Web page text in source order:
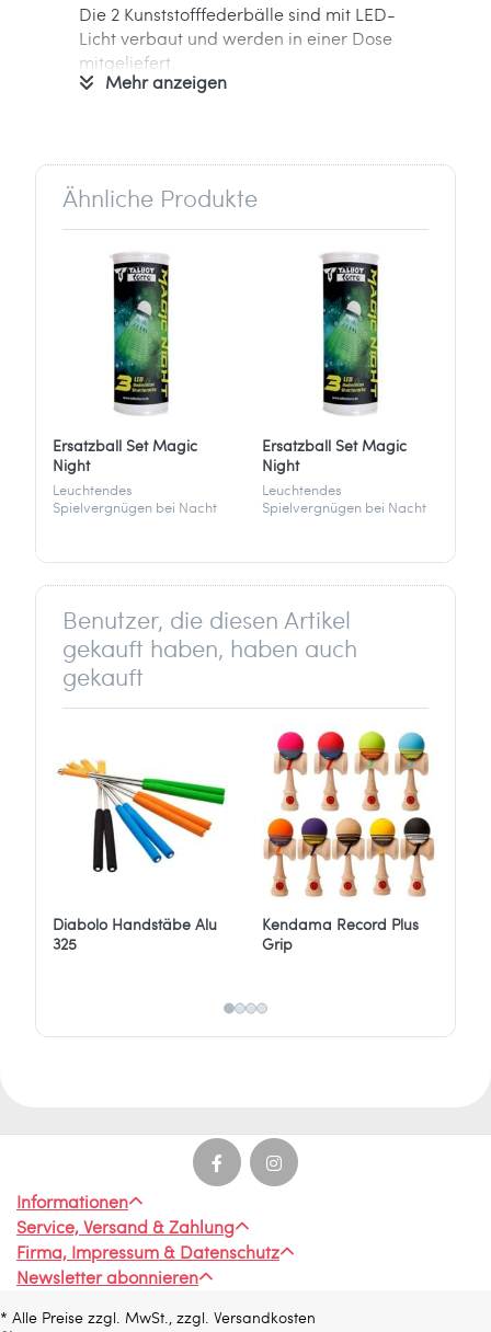
Die 2 Kunststofffederbälle sind mit LED-
Licht verbaut und werden in einer Dose
mitgeliefert.
(1 weißer Ball mit grünem Licht, 1 gelber
längenverstellbarem Schultergurt
geliefert.
Informationen zum Hersteller:
Verantwortlich für dieses Produkt ist der
in der EU ansässige Wirtschaftsakteur
MTS Sportartikel Vertriebs GmbH
Hans-Urmiller-Ring 11
82515 Wolfratshausen
Deutschland
info[at]mts-sport.de
Mehr anzeigen
Ähnliche Produkte
Ersatzball Set Magic
Night
Leuchtendes
Spielvergnügen bei Nacht
zum Badminton Set Magic
Ersatzball Set Magic
Night
Leuchtendes
Spielvergnügen bei Nacht
zum Badminton Set Magic
Benutzer, die diesen Artikel
gekauft haben, haben auch
gekauft
Diabolo Handstäbe Alu
325
Kendama Record Plus
Grip
Informationen
Service, Versand & Zahlung
Firma, Impressum & Datenschutz
Newsletter abonnieren
* Alle Preise zzgl. MwSt., zzgl. Versandkosten